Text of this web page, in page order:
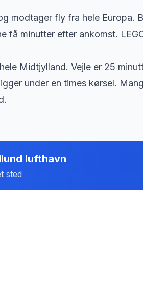
modtager fly fra hele Europa.
få minutter efter ankomst.
Midtjylland. Vejle er 25
under en times kørsel.
lufthavn
sted